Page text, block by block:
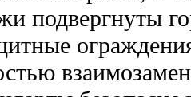
подвергнуты